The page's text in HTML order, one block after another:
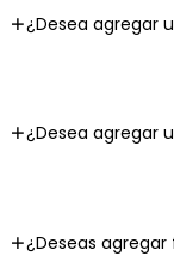
¿Desea agregar
¿Desea agregar
¿Deseas